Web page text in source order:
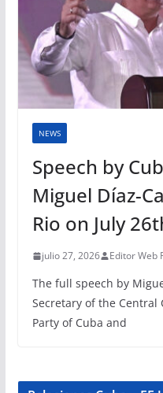
NEWS
Speech by
Miguel Díaz-
Rio on July
julio 27, 2026 Editor Web
The full speech by
Secretary of the
Party of Cuba and